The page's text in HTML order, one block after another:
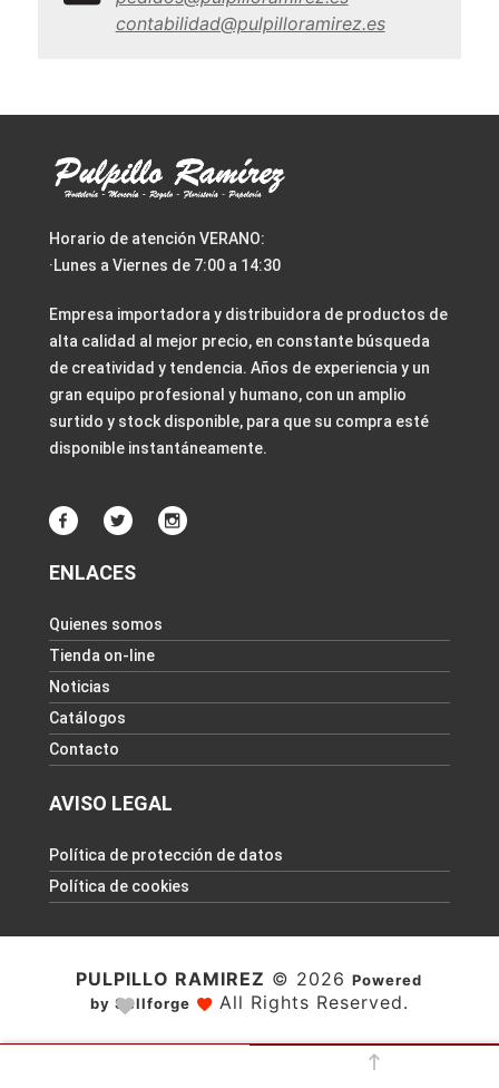
contabilidad@pulpilloramirez.es
Horario de atención VERANO:
·Lunes a Viernes de 7:00 a 14:30
Empresa importadora y distribuidora de productos de
alta calidad al mejor precio, en constante búsqueda
de creatividad y tendencia. Años de experiencia y un
gran equipo profesional y humano, con un amplio
surtido y stock disponible, para que su compra esté
disponible instantáneamente.
ENLACES
Quienes somos
Tienda on-line
Noticias
Catálogos
Contacto
AVISO LEGAL
Política de protección de datos
Política de cookies
PULPILLO RAMIREZ © 2026Powered
by Sellforge
All Rights Reserved.